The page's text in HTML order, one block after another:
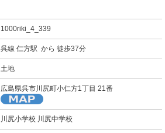
1000riki_4_339
呉線 仁方駅 から 徒歩37分
土地
広島県呉市川尻町小仁方1丁目 21番
川尻小学校 川尻中学校